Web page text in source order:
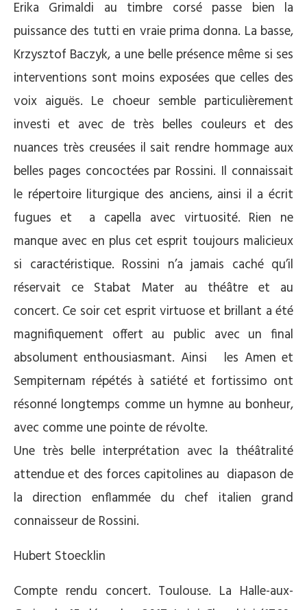
Erika Grimaldi au timbre corsé passe bien la
puissance des tutti en vraie prima donna. La basse,
Krzysztof Baczyk, a une belle présence même si ses
interventions sont moins exposées que celles des
voix aiguës. Le choeur semble particulièrement
investi et avec de très belles couleurs et des
nuances très creusées il sait rendre hommage aux
belles pages concoctées par Rossini. Il connaissait
le répertoire liturgique des anciens, ainsi il a écrit
fugues et a capella avec virtuosité. Rien ne
manque avec en plus cet esprit toujours malicieux
si caractéristique. Rossini n’a jamais caché qu’il
réservait ce Stabat Mater au théâtre et au
concert. Ce soir cet esprit virtuose et brillant a été
magnifiquement offert au public avec un final
absolument enthousiasmant. Ainsi les Amen et
Sempiternam répétés à satiété et fortissimo ont
résonné longtemps comme un hymne au bonheur,
avec comme une pointe de révolte.
Une très belle interprétation avec la théâtralité
attendue et des forces capitolines au diapason de
la direction enflammée du chef italien grand
connaisseur de Rossini.
Hubert Stoecklin
Compte rendu concert. Toulouse. La Halle-aux-